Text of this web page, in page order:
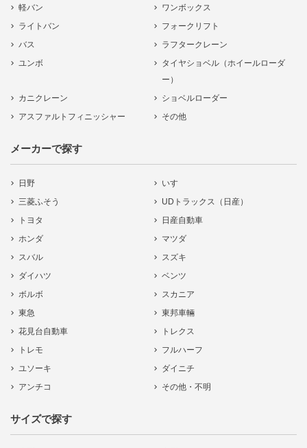
軽バン
ワンボックス
ライトバン
フォークリフト
バス
ラフタークレーン
ユンボ
タイヤショベル（ホイールローダ
ー）
カニクレーン
ショベルローダー
アスファルトフィニッシャー
その他
メーカーで探す
日野
いすゞ
三菱ふそう
UDトラックス（日産）
トヨタ
日産自動車
ホンダ
マツダ
スバル
スズキ
ダイハツ
ベンツ
ボルボ
スカニア
東急
東邦車輛
花見台自動車
トレクス
トレモ
フルハーフ
ユソーキ
ダイニチ
アンチコ
その他・不明
サイズで探す